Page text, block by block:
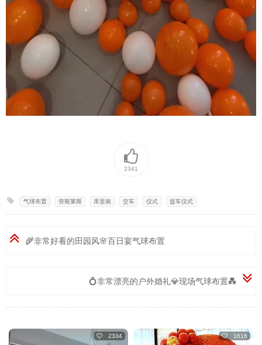
2341
气球布置 劳斯莱斯 库里南 交车 仪式 提车仪式
🌾非常好看的田园风🌸百日宴气球布置
💍非常漂亮的户外婚礼💎现场气球布置💑
2334 1616